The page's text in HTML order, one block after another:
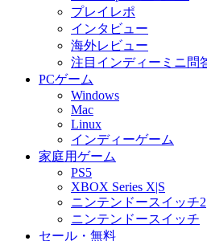
Game*Sparkレビュー
プレイレポ
インタビュー
海外レビュー
注目インディーミニ問答
PCゲーム
Windows
Mac
Linux
インディーゲーム
家庭用ゲーム
PS5
XBOX Series X|S
ニンテンドースイッチ2
ニンテンドースイッチ